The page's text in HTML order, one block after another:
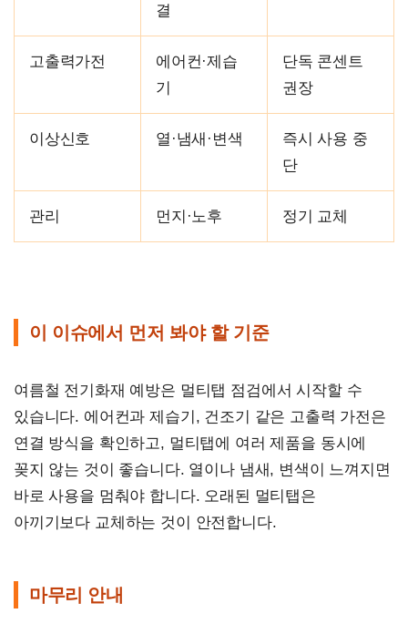
결
고출력가전
에어컨·제습
기
단독 콘센트
권장
이상신호 열·냄새·변색
즉시 사용 중
단
관리 먼지·노후 정기 교체
이 이슈에서 먼저 봐야 할 기준
여름철 전기화재 예방은 멀티탭 점검에서 시작할 수
있습니다. 에어컨과 제습기, 건조기 같은 고출력 가전은
연결 방식을 확인하고, 멀티탭에 여러 제품을 동시에
꽂지 않는 것이 좋습니다. 열이나 냄새, 변색이 느껴지면
바로 사용을 멈춰야 합니다. 오래된 멀티탭은
아끼기보다 교체하는 것이 안전합니다.
마무리 안내